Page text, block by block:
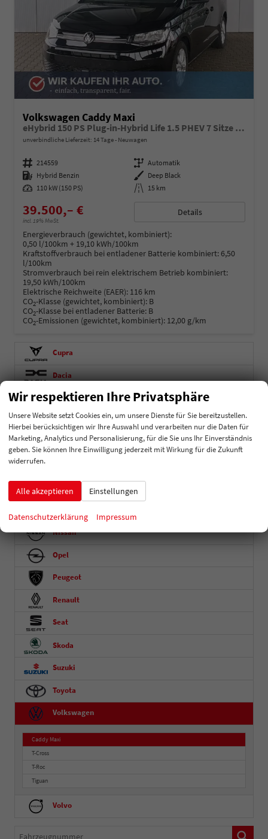
Volkswagen Caddy Maxi
eHybrid 150 PS Plug-in-Hybrid Life 1.5 PHEV 7 Sitze DSG
unverbindliche Lieferzeit: 14 Tage Neuwagen
Fahrzeugnummer 214559 Getriebe Automatik
Kraftstoff Hybrid Benzin Außenfarbe Deep Black
Leistung 110 kW (150 PS) Kilometerstand 15 km
39.500,– €
incl. 19% MwSt.
Details
Energieverbrauch (gewichtet, kombiniert):
0,50 l/100km + 19,10 kWh/100km
Kraftstoffverbrauch bei entladener Batterie kombiniert:6,50
l/100km
Stromverbrauch bei rein elektrischem Betrieb kombiniert:
19,50 kWh/100km
Elektrische Reichweite (EAER): 116 km
CO2-Klasse (gewichtet, kombiniert): B
CO2-Klasse bei entladener Batterie: B
CO2-Emissionen (gewichtet, kombiniert): 12,00 g/km
Cupra
Dacia
Fiat
Ford
Hyundai
Mercedes-Benz
Nissan
Opel
Peugeot
Renault
Seat
Skoda
Suzuki
Toyota
Volkswagen
Caddy Maxi
T-Cross
T-Roc
Tiguan
Volvo
Fahrzeugnummer
Wir respektieren Ihre Privatsphäre
Unsere Website setzt Cookies ein, um unsere Dienste für Sie bereitzustellen.
Hierbei berücksichtigen wir Ihre Auswahl und verarbeiten nur die Daten für
Marketing, Analytics und Personalisierung, für die Sie uns Ihr Einverständnis
geben. Sie können Ihre Einwilligung jederzeit mit Wirkung für die Zukunft
widerrufen.
Alle akzeptieren Einstellungen
Datenschutzerklärung Impressum